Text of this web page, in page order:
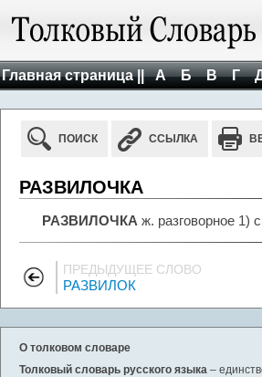
Главная страница || А Б В Г
ПОИСК ССЫЛКА
РАЗВИЛОЧКА
РАЗВИЛОЧКА ж. разговорное 1)
ПРЕДЫДУЩЕЕ СЛОВО
РАЗВИЛОК
О толковом словаре
Толковый словарь русского языка –